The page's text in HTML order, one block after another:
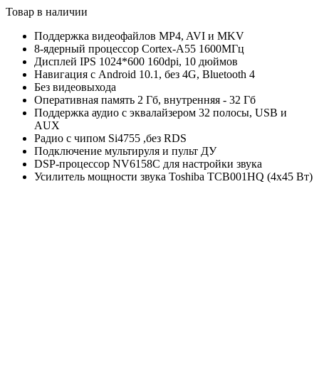
Товар в наличии
Поддержка видеофайлов MP4, AVI и MKV
8-ядерный процессор Cortex-A55 1600МГц
Дисплей IPS 1024*600 160dpi, 10 дюймов
Навигация с Android 10.1, без 4G, Bluetooth 4
Без видеовыхода
Оперативная память 2 Гб, внутренняя - 32 Гб
Поддержка аудио с эквалайзером 32 полосы, USB и
AUX
Радио с чипом Si4755 ,без RDS
Подключение мультируля и пульт ДУ
DSP-процессор NV6158С для настройки звука
Усилитель мощности звука Toshiba TCB001HQ (4x45 Вт)